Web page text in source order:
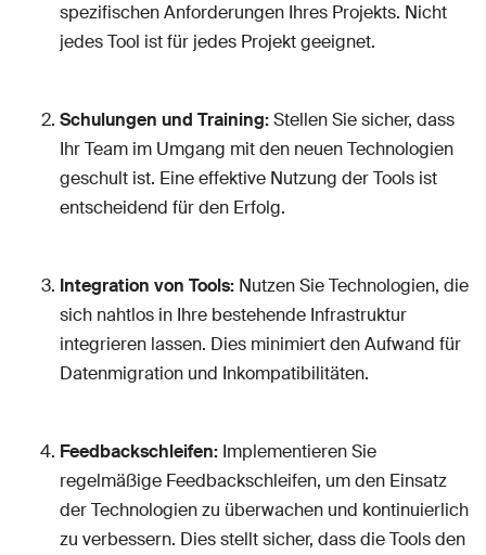
spezifischen Anforderungen Ihres Projekts. Nicht
jedes Tool ist für jedes Projekt geeignet.
Schulungen und Training:Stellen Sie sicher, dass
Ihr Team im Umgang mit den neuen Technologien
geschult ist. Eine effektive Nutzung der Tools ist
entscheidend für den Erfolg.
Integration von Tools: Nutzen Sie Technologien, die
sich nahtlos in Ihre bestehende Infrastruktur
integrieren lassen. Dies minimiert den Aufwand für
Datenmigration und Inkompatibilitäten.
Feedbackschleifen: Implementieren Sie
regelmäßige Feedbackschleifen, um den Einsatz
der Technologien zu überwachen und kontinuierlich
zu verbessern. Dies stellt sicher, dass die Tools den